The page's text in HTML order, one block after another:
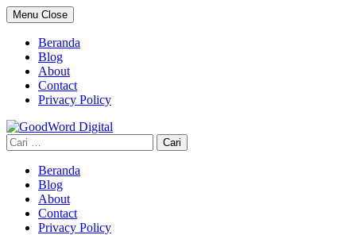
Skip
to
content
Menu Close
Beranda
Blog
About
Contact
Privacy Policy
Cari
untuk:
Beranda
Blog
About
Contact
Privacy Policy